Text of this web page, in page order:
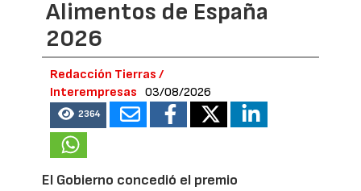
Alimentos de España
2026
Redacción Tierras /
Interempresas
03/08/2026
2364
El Gobierno concedió el premio